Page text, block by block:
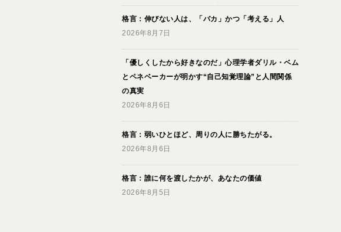
格言：伸びない人は、「バカ」かつ「考える」人
2026年8月7日
「優しくしたから好きなのだ」心理学者ダリル・ベム
とペネベーカーが明かす“自己知覚理論”と人間関係
の真実
2026年8月6日
格言：弱いひとほど、周りの人に勝ちたがる。
2026年8月6日
格言：誰に何を渡したかが、あなたの価値
2026年8月5日